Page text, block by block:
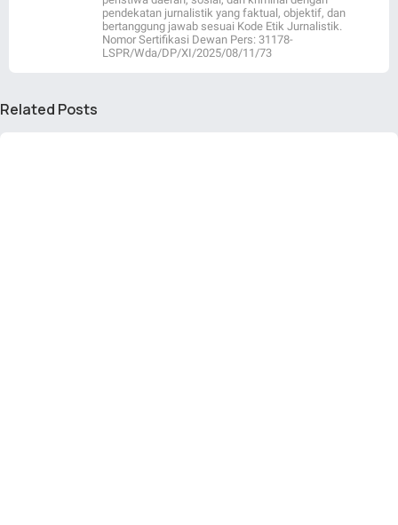
pendekatan jurnalistik yang faktual, objektif, dan
bertanggung jawab sesuai Kode Etik Jurnalistik.
Nomor Sertifikasi Dewan Pers: 31178-
LSPR/Wda/DP/XI/2025/08/11/73
Related Posts